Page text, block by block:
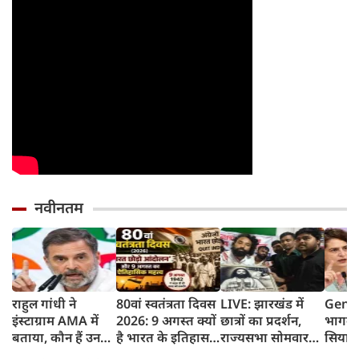
नवीनतम
राहुल गांधी ने
इंस्टाग्राम AMA में
बताया, कौन हैं उनका
80वां स्वतंत्रता दिवस
2026: 9 अगस्त क्यों
है भारत के इतिहास
LIVE: झारखंड में
छात्रों का प्रदर्शन,
राज्यसभा सोमवार
Gen